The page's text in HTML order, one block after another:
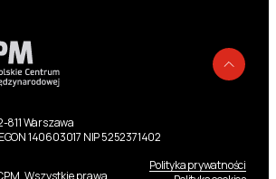
811 Warszawa
140603017 NIP 5252371402
Wszystkie prawa
Polityka prywatności